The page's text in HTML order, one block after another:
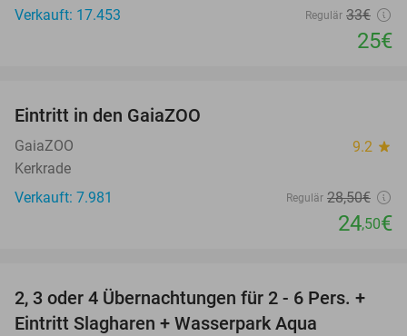
Verkauft: 17.453 Regulär 33€
25€
Eintritt in den GaiaZOO
GaiaZOO 9.2 star
Kerkrade
Verkauft: 7.981
Regulär 28,50€
24,50€
55%
2, 3 oder 4 Übernachtungen für 2 - 6 Pers. +
Eintritt Slagharen + Wasserpark Aqua